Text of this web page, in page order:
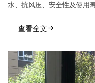
水、抗风压、安全性及使用
查看全文